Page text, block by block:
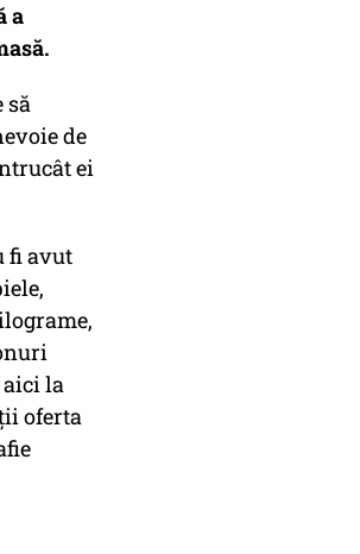
a
să
de
ei
fi avut
aici la
oferta